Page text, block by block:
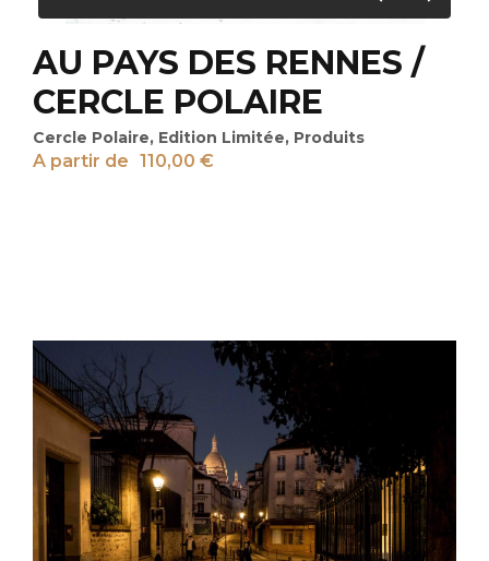
AU PAYS DES RENNES /
CERCLE POLAIRE
Cercle Polaire, Edition Limitée, Produits
A partir de 110,00 €